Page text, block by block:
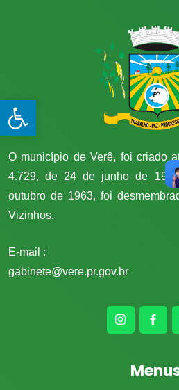
Open toolbar
O município de Verê, foi criado
4.729, de 24 de junho de
outubro de 1963, foi
Vizinhos.
E-mail :
gabinete@vere.pr.gov.br